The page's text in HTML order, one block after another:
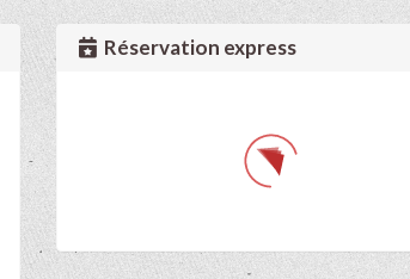
Réservation express